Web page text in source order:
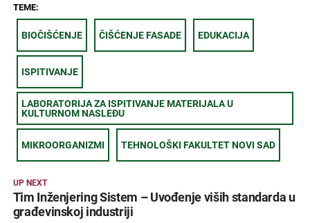
TEME:
BIOČIŠĆENJE ČIŠĆENJE FASADE EDUKACIJA
ISPITIVANJE
LABORATORIJA ZA ISPITIVANJE MATERIJALA U
KULTURNOM NASLEĐU
MIKROORGANIZMI TEHNOLOŠKI FAKULTET NOVI SAD
UP NEXT
Tim Inženjering Sistem – Uvođenje viših standarda u
građevinskoj industriji